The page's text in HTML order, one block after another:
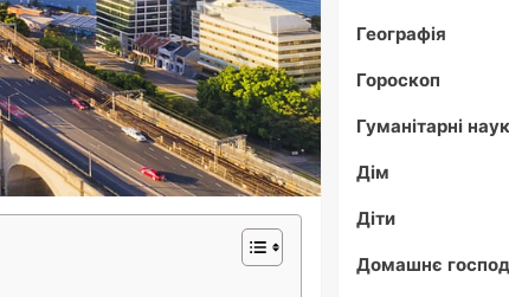
Географія
Гороскоп
Гуманітарні
Дім
Діти
Домашнє